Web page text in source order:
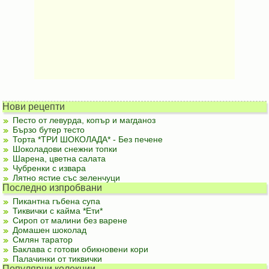
Нови рецепти
Песто от левурда, копър и магданоз
Бързо бутер тесто
Торта *ТРИ ШОКОЛАДА* - Без печене
Шоколадови снежни топки
Шарена, цветна салата
Чубренки с извара
Лятно ястие със зеленчуци
Последно изпробвани
Пикантна гъбена супа
Тиквички с кайма *Ети*
Сироп от малини без варене
Домашен шоколад
Смлян таратор
Баклава с готови обикновени кори
Палачинки от тиквички